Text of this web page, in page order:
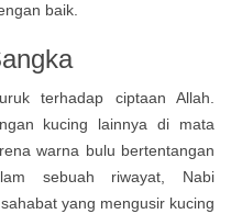
baik.
terhadap ciptaan Allah.
kucing lainnya di mata
warna bulu bertentangan
sebuah riwayat, Nabi
yang mengusir kucing